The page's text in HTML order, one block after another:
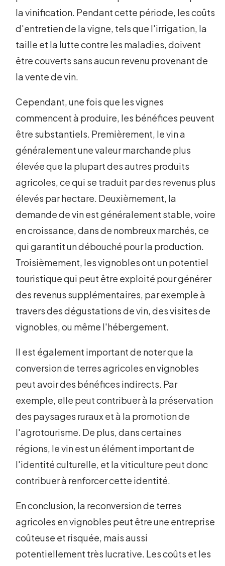
la vinification. Pendant cette période, les coûts
d'entretien de la vigne, tels que l'irrigation, la
taille et la lutte contre les maladies, doivent
être couverts sans aucun revenu provenant de
la vente de vin.
Cependant, une fois que les vignes
commencent à produire, les bénéfices peuvent
être substantiels. Premièrement, le vin a
généralement une valeur marchande plus
élevée que la plupart des autres produits
agricoles, ce qui se traduit par des revenus plus
élevés par hectare. Deuxièmement, la
demande de vin est généralement stable, voire
en croissance, dans de nombreux marchés, ce
qui garantit un débouché pour la production.
Troisièmement, les vignobles ont un potentiel
touristique qui peut être exploité pour générer
des revenus supplémentaires, par exemple à
travers des dégustations de vin, des visites de
vignobles, ou même l'hébergement.
Il est également important de noter que la
conversion de terres agricoles en vignobles
peut avoir des bénéfices indirects. Par
exemple, elle peut contribuer à la préservation
des paysages ruraux et à la promotion de
l'agrotourisme. De plus, dans certaines
régions, le vin est un élément important de
l'identité culturelle, et la viticulture peut donc
contribuer à renforcer cette identité.
En conclusion, la reconversion de terres
agricoles en vignobles peut être une entreprise
coûteuse et risquée, mais aussi
potentiellement très lucrative. Les coûts et les